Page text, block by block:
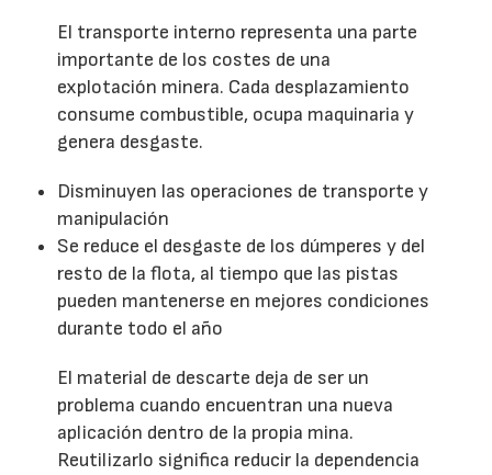
El transporte interno representa una parte
importante de los costes de una
explotación minera. Cada desplazamiento
consume combustible, ocupa maquinaria y
genera desgaste.
Disminuyen las operaciones de transporte y
manipulación
Se reduce el desgaste de los dúmperes y del
resto de la flota, al tiempo que las pistas
pueden mantenerse en mejores condiciones
durante todo el año
El material de descarte deja de ser un
problema cuando encuentran una nueva
aplicación dentro de la propia mina.
Reutilizarlo significa reducir la dependencia